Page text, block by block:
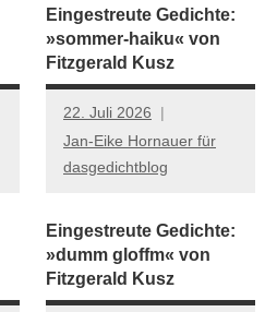
Eingestreute Gedichte:
»sommer-haiku« von
Fitzgerald Kusz
22. Juli 2026
Jan-Eike Hornauer für
dasgedichtblog
Eingestreute Gedichte:
»dumm gloffm« von
Fitzgerald Kusz